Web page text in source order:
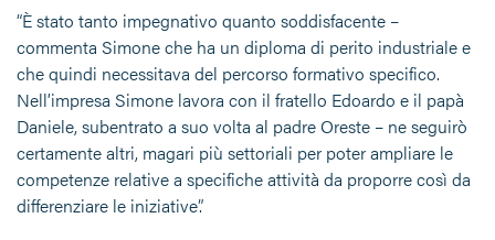
“È stato tanto impegnativo quanto soddisfacente –
commenta Simone che ha un diploma di perito industriale e
che quindi necessitava del percorso formativo specifico.
Nell’impresa Simone lavora con il fratello Edoardo e il papà
Daniele, subentrato a suo volta al padre Oreste – ne seguirò
certamente altri, magari più settoriali per poter ampliare le
competenze relative a specifiche attività da proporre così da
differenziare le iniziative”.